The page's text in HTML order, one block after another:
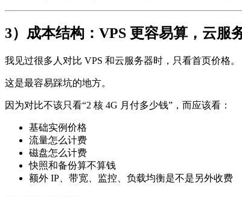
3）成本结构：VPS 更容易算，云服
我见过很多人对比 VPS 和云服务器时，只看首页价格。
这是最容易踩坑的地方。
因为对比不该只看“2 核 4G 月付多少钱”，而应该看：
基础实例价格
流量怎么计费
磁盘怎么计费
快照和备份算不算钱
额外 IP、带宽、监控、负载均衡是不是另外收费